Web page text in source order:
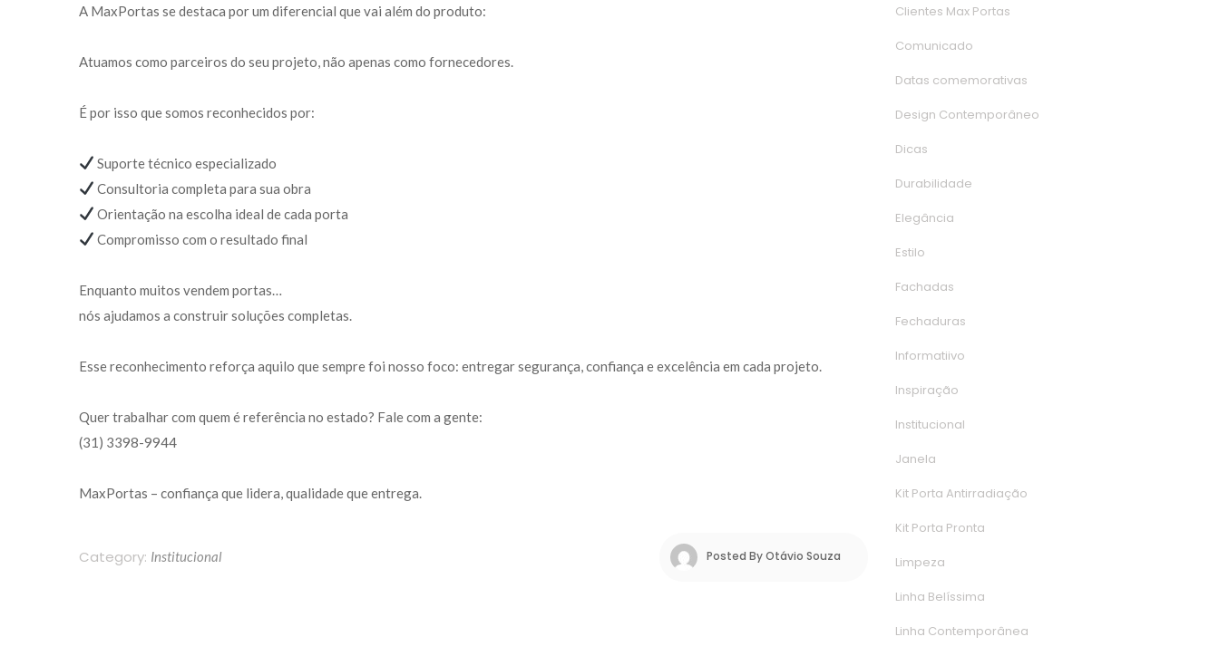
A MaxPortas se destaca por um diferencial que vai além do produto:
Atuamos como parceiros do seu projeto, não apenas como fornecedores.
É por isso que somos reconhecidos por:
Suporte técnico especializado
Consultoria completa para sua obra
Orientação na escolha ideal de cada porta
Compromisso com o resultado final
Enquanto muitos vendem portas…
nós ajudamos a construir soluções completas.
Esse reconhecimento reforça aquilo que sempre foi nosso foco: entregar segurança, confiança e excelência em cada projeto.
Quer trabalhar com quem é referência no estado? Fale com a gente:
(31) 3398-9944
MaxPortas – confiança que lidera, qualidade que entrega.
Category: Institucional Posted By Otávio Souza
Clientes Max Porta
Comunicado
Datas comemorativa
Design Contemporâneo
Dica
Durabilidade
Elegância
Estilo
Fachada
Fechadura
Informatiivo
Inspiração
Institucional
Janela
Kit Porta Antirradiação
Kit Porta Pronta
Limpeza
Linha Belíssima
Linha Contemporânea